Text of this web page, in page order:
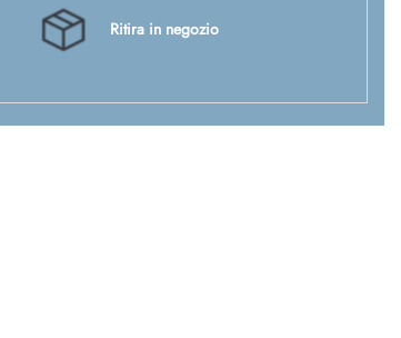
Ritira in negozio